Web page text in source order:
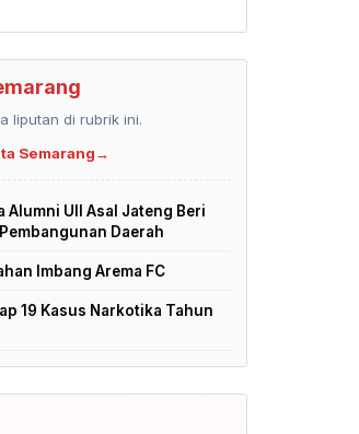
liputan di rubrik ini.
Semarang→
Alumni UII Asal Jateng Beri
Daerah
Imbang Arema FC
19 Kasus Narkotika Tahun